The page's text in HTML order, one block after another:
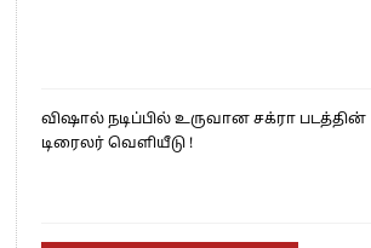
விஷால் நடிப்பில் உருவான சக்ரா படத்தின்
டிரைலர் வெளியீடு !